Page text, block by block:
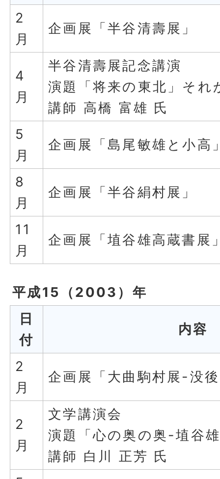
2
月
企画展「半谷清壽展」
4
月
半谷清壽展記念講演
演題「将来の東北」そ
講師 高橋 富雄 氏
5
月
企画展「島尾敏雄と小高
8
月
企画展「半谷絹村展」
11
月
企画展「埴谷雄高蔵書展
平成15（2003）年
日
付
内容
2
月
企画展「大曲駒村展-没
2
月
文学講演会
演題「心の奥の奥-埴谷
講師 白川 正芳 氏